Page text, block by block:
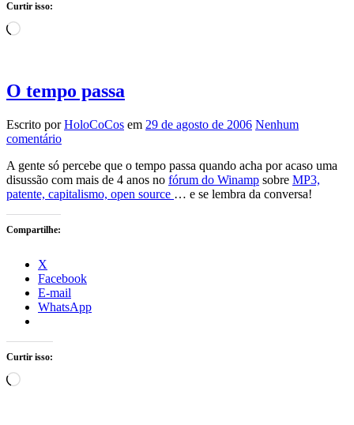
Curtir isso:
Carregando...
O tempo passa
Escrito porHoloCoCos em 29 de agosto de 2006 Nenhum
comentário
A gente só percebe que o tempo passa quando acha por acaso uma
disussão com mais de 4 anos no fórum do Winamp sobre MP3,
patente, capitalismo, open source … e se lembra da conversa!
Compartilhe:
X
Facebook
E-mail
WhatsApp
Curtir isso:
Carregando...